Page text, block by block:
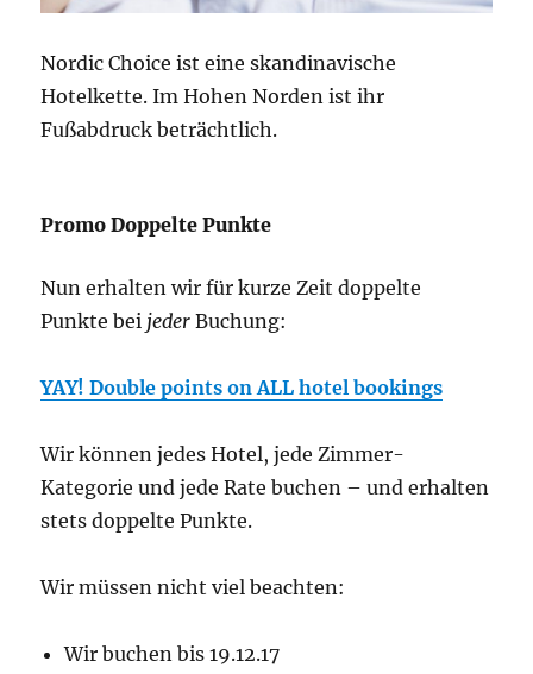
Nordic Choice ist eine skandinavische
Hotelkette. Im Hohen Norden ist ihr
Fußabdruck beträchtlich.
Promo Doppelte Punkte
Nun erhalten wir für kurze Zeit doppelte
Punkte bei jeder Buchung:
YAY! Double points on ALL hotel bookings
Wir können jedes Hotel, jede Zimmer-
Kategorie und jede Rate buchen – und erhalten
stets doppelte Punkte.
Wir müssen nicht viel beachten:
Wir buchen bis 19.12.17